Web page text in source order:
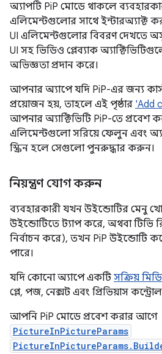
অ্যাপটি PiP মোডে থাকলে
এলিমেন্টগুলোর সাথে ইন্টারঅ্যাক্ট
UI এলিমেন্টগুলোর বিবরণ দেখতে
UI সহ ভিডিও প্লেব্যাক
অভিজ্ঞতা প্রদান করে।
আপনার অ্যাপে যদি PiP-এর জন্য
প্রয়োজন হয়, তাহলে এই পৃষ্ঠার 'Add
আপনার অ্যাক্টিভিটি PiP-তে প্রবেশ
এলিমেন্টগুলো সরিয়ে ফেলুন এবং
স্ক্রিন হলে সেগুলো পুনরুদ্ধার করুন।
নিয়ন্ত্রণ যোগ করুন
ব্যবহারকারী যখন উইন্ডোটির মেনু
উইন্ডোটিতে ট্যাপ করে, অথবা টিভি
নির্বাচন করে), তখন PiP উইন্ডোটি
পারে।
যদি কোনো অ্যাপে একটি সক্রিয়
প্লে, পজ, নেক্সট এবং প্রিভিয়াস
আপনি PiP মোডে প্রবেশ করার আগে
PictureInPictureParams